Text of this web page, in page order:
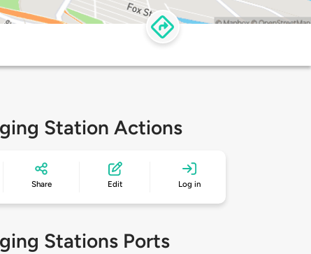
Station Actions
Share Edit Log in
Stations Ports